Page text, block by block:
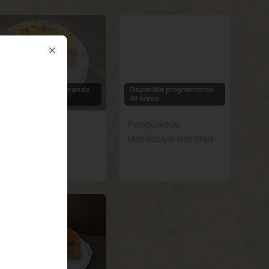
Disponible programando
Disponible programando
48 horas